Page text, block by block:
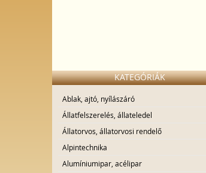
KATEGÓRIÁK
Ablak, ajtó, nyílászáró
Állatfelszerelés, állateledel
Állatorvos, állatorvosi rendelő
Alpintechnika
Alumíniumipar, acélipar